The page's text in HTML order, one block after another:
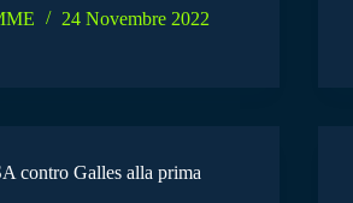
24 Novembre 2022
contro Galles alla prima